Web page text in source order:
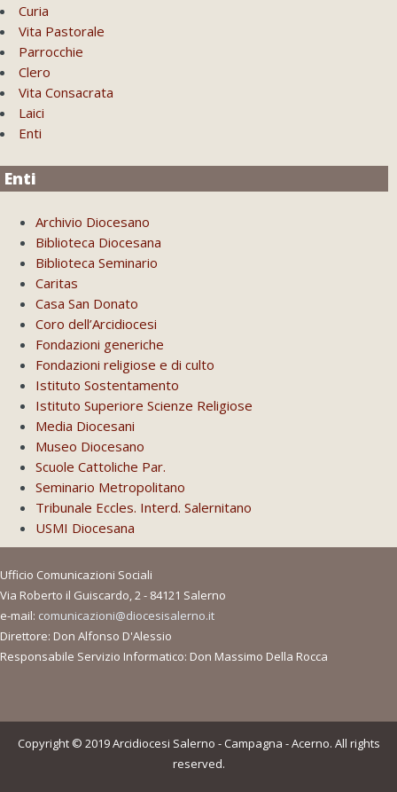
Curia
Vita Pastorale
Parrocchie
Clero
Vita Consacrata
Laici
Enti
Enti
Archivio Diocesano
Biblioteca Diocesana
Biblioteca Seminario
Caritas
Casa San Donato
Coro dell’Arcidiocesi
Fondazioni generiche
Fondazioni religiose e di culto
Istituto Sostentamento
Istituto Superiore Scienze Religiose
Media Diocesani
Museo Diocesano
Scuole Cattoliche Par.
Seminario Metropolitano
Tribunale Eccles. Interd. Salernitano
USMI Diocesana
Ufficio Comunicazioni Sociali
Via Roberto il Guiscardo, 2 - 84121 Salerno
e-mail: comunicazioni@diocesisalerno.it
Direttore: Don Alfonso D'Alessio
Responsabile Servizio Informatico: Don Massimo Della Rocca
Copyright © 2019 Arcidiocesi Salerno - Campagna - Acerno. All rights
reserved.